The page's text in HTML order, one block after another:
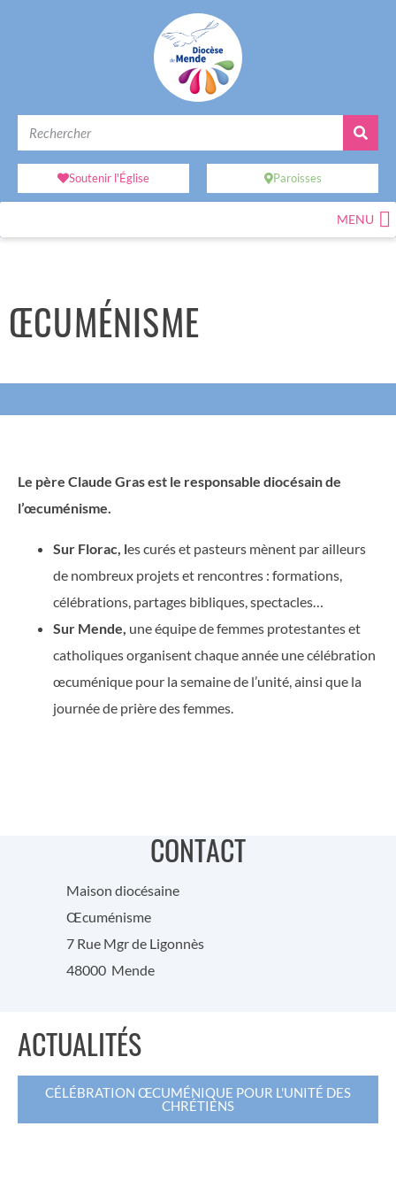
Soutenir l'Église Paroisses
MENU
ŒCUMÉNISME
Le père Claude Gras est le responsable diocésain de
l’œcuménisme.
Sur Florac, les curés et pasteurs mènent par ailleurs
de nombreux projets et rencontres : formations,
célébrations, partages bibliques, spectacles…
Sur Mende, une équipe de femmes protestantes et
catholiques organisent chaque année une célébration
œcuménique pour la semaine de l’unité, ainsi que la
journée de prière des femmes.
CONTACT
Maison diocésaine
Œcuménisme
7 Rue Mgr de Ligonnès
48000 Mende
ACTUALITÉS
CÉLÉBRATION ŒCUMÉNIQUE POUR L'UNITÉ DES
CHRÉTIENS